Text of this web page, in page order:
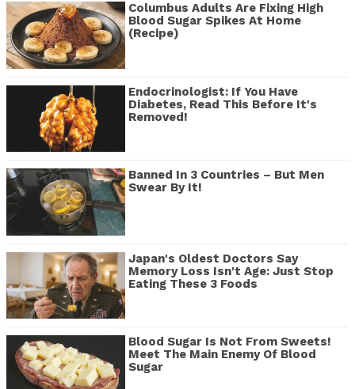
Columbus Adults Are Fixing High
Blood Sugar Spikes At Home
(Recipe)
Endocrinologist: If You Have
Diabetes, Read This Before It's
Removed!
Banned In 3 Countries – But Men
Swear By It!
Japan's Oldest Doctors Say
Memory Loss Isn't Age: Just Stop
Eating These 3 Foods
Blood Sugar Is Not From Sweets!
Meet The Main Enemy Of Blood
Sugar